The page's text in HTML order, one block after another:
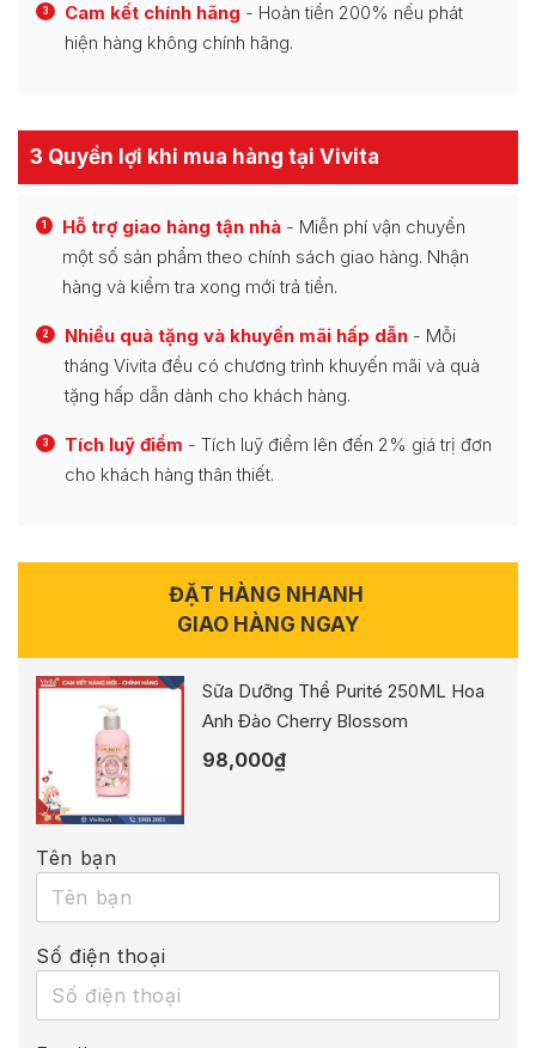
3 Cam kết chính hãng - Hoàn tiền 200% nếu phát
hiện hàng không chính hãng.
3 Quyền lợi khi mua hàng tại Vivita
1 Hỗ trợ giao hàng tận nhà - Miễn phí vận chuyển
một số sản phẩm theo chính sách giao hàng. Nhận
hàng và kiểm tra xong mới trả tiền.
2 Nhiều quà tặng và khuyến mãi hấp dẫn - Mỗi
tháng Vivita đều có chương trình khuyến mãi và quà
tặng hấp dẫn dành cho khách hàng.
3 Tích luỹ điểm - Tích luỹ điểm lên đến 2% giá trị đơn
cho khách hàng thân thiết.
ĐẶT HÀNG NHANH
GIAO HÀNG NGAY
Sữa Dưỡng Thể Purité 250ML Hoa
Anh Đào Cherry Blossom
98,000₫
Tên bạn
Số điện thoại